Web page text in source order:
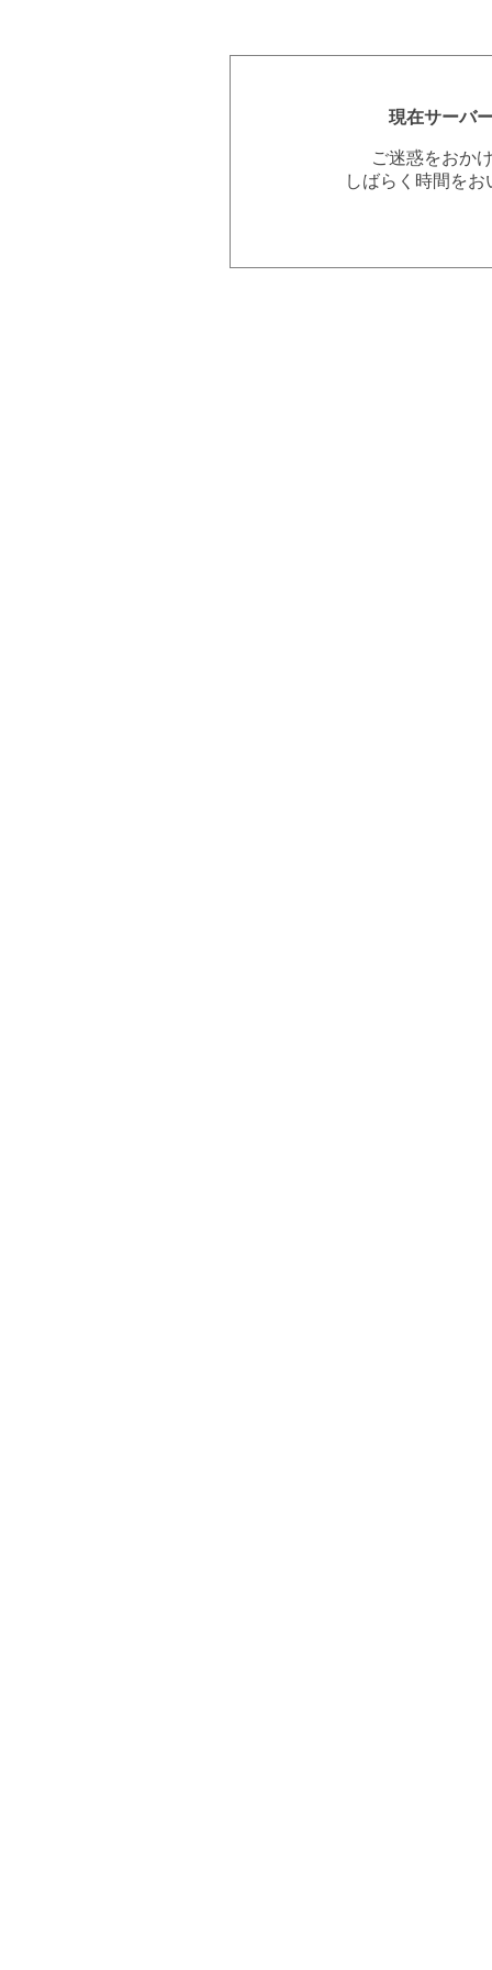
現在サーバ
ご迷惑をおか
しばらく時間を